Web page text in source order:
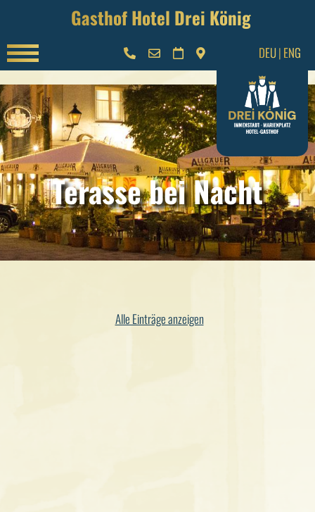
Gasthof Hotel Drei König
DEU| ENG
Terasse bei Nacht
Alle Einträge anzeigen